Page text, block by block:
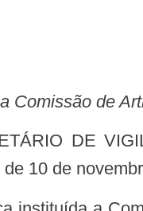
Comissão de
de 10 de